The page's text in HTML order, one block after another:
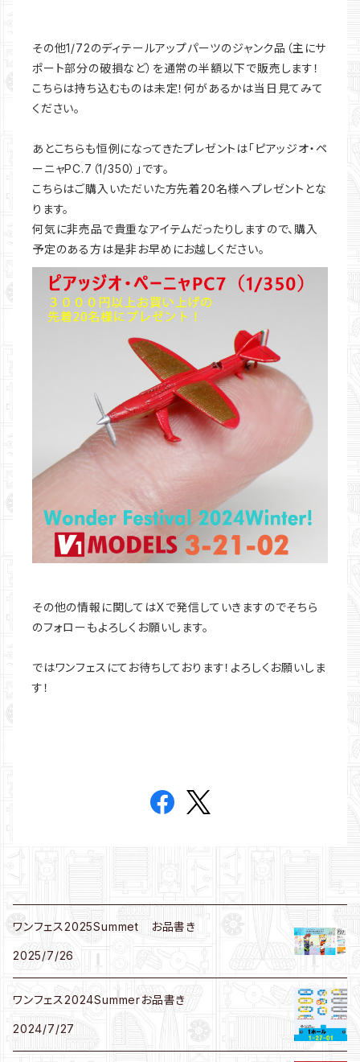
その他1/72のディテールアップパーツのジャンク品（主にサ
ポート部分の破損など）を通常の半額以下で販売します！
こちらは持ち込むものは未定！何があるかは当日見てみて
ください。
あとこちらも恒例になってきたプレゼントは「ピアッジオ・ペ
ーニャPC.7（1/350）」です。
こちらはご購入いただいた方先着20名様へプレゼントとな
ります。
何気に非売品で貴重なアイテムだったりしますので、購入
予定のある方は是非お早めにお越しください。
その他の情報に関してはXで発信していきますのでそちら
のフォローもよろしくお願いします。
ではワンフェスにてお待ちしております！よろしくお願いしま
す！
ワンフェス2025Summet お品書き
2025/7/26
ワンフェス2024Summerお品書き
2024/7/27